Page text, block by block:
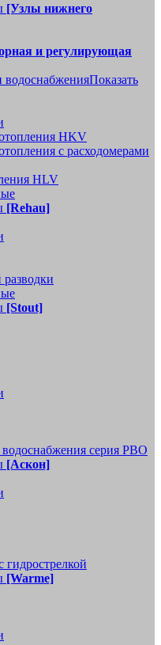
[Узлы нижнего
и регулирующая
водоснабженияПоказать
HKV
с расходомерами
HLV
[Rehau]
[Stout]
серия РВО
[Аскон]
гидрострелкой
[Warme]